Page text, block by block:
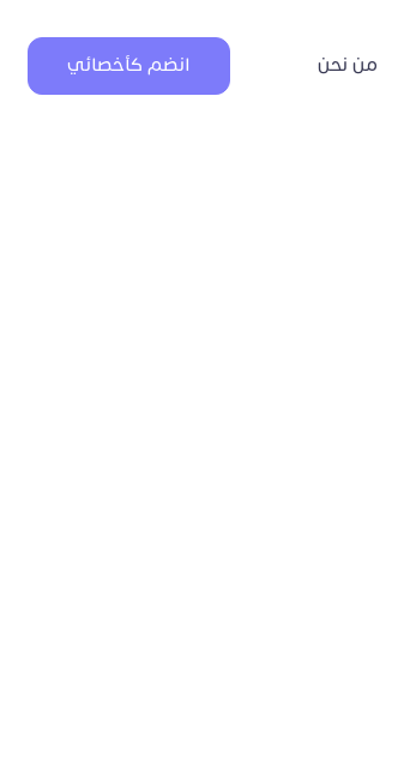
من نحن انضم كأخصائي